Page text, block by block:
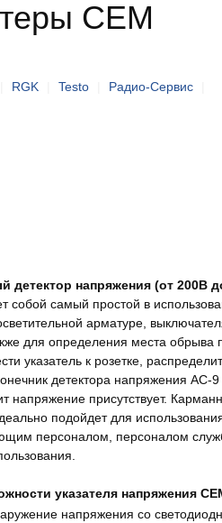
CEM
RGK Testo Радио-Сервис
детектор напряжения (от 200В
собой самый простой в
арматуре,
для определения места обрыва
указатель к розетке,
детектора напряжения AC-9
напряжение присутствует.
подойдет для
персоналом, персоналом
указателя напряжения
напряжения со